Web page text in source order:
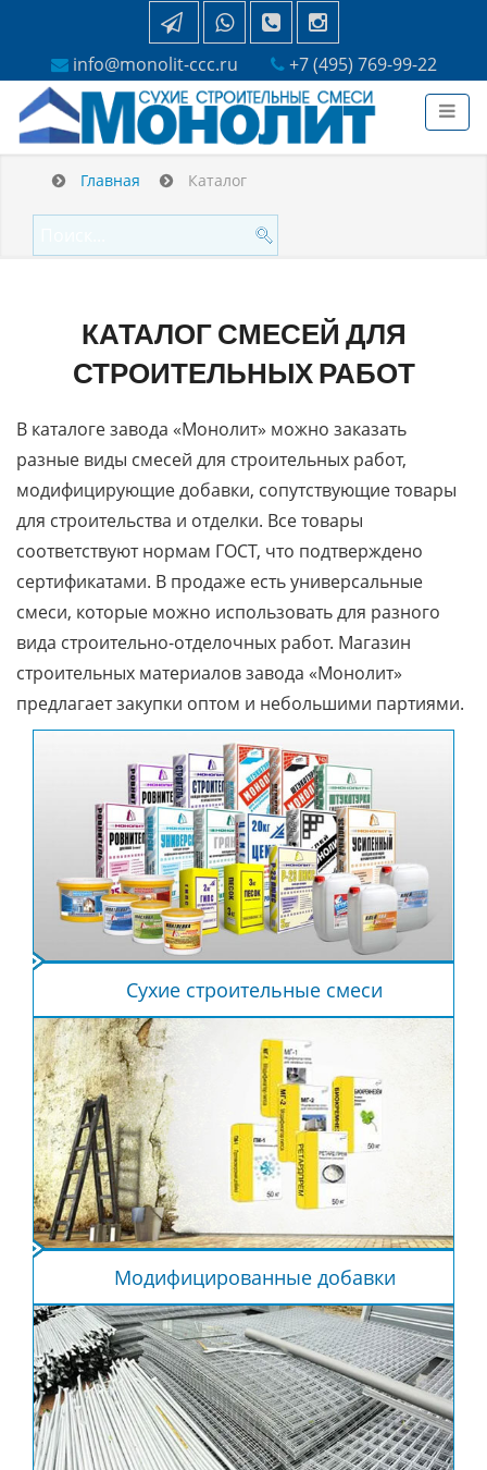
info@monolit-ccc.ru +7 (495) 769-99-22
Главная Каталог
КАТАЛОГ СМЕСЕЙ ДЛЯ
СТРОИТЕЛЬНЫХ РАБОТ
В каталоге завода «Монолит» можно заказать
разные виды смесей для строительных работ,
модифицирующие добавки, сопутствующие товары
для строительства и отделки. Все товары
соответствуют нормам ГОСТ, что подтверждено
сертификатами. В продаже есть универсальные
смеси, которые можно использовать для разного
вида строительно-отделочных работ. Магазин
строительных материалов завода «Монолит»
предлагает закупки оптом и небольшими партиями.
Сухие строительные смеси
Модифицированные добавки